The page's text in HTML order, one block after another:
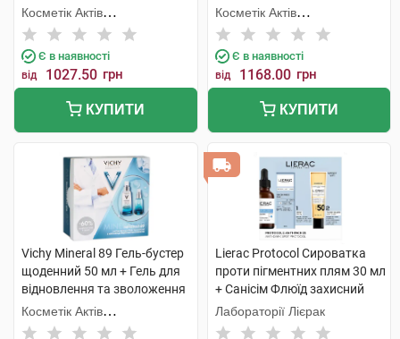
Косметік Актів
Інтернаціональ
Є в наявності
від 1027.50 грн
КУПИТИ
мл + Крем денний SPF50 52
мл 1 набір
Косметік Актів
Інтернаціональ
Є в наявності
від 1168.00 грн
КУПИТИ
Vichy Mineral 89 Гель-бустер
щоденний 50 мл + Гель для
відновлення та зволоження
шкіри навколо очей 15 мл 1
набір
Косметік Актів
Інтернаціональ
Lierac Protocol Сироватка
проти пігментних плям 30 мл
+ Санісім Флюїд захисний
SPF 50+ 25мл 1 набір
Лабораторії Лієрак